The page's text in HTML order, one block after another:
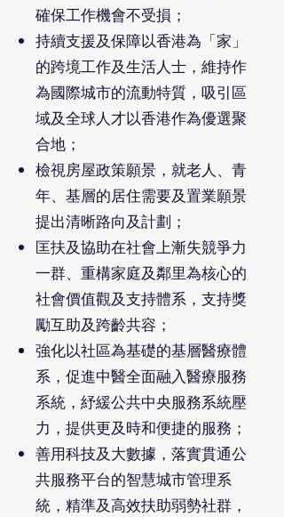
確保工作機會不受損；
持續支援及保障以香港為「家」
的跨境工作及生活人士，維持作
為國際城市的流動特質，吸引區
域及全球人才以香港作為優選聚
合地；
檢視房屋政策願景，就老人、青
年、基層的居住需要及置業願景
提出清晰路向及計劃；
匡扶及協助在社會上漸失競爭力
一群、重構家庭及鄰里為核心的
社會價值觀及支持體系，支持獎
勵互助及跨齡共容；
強化以社區為基礎的基層醫療體
系，促進中醫全面融入醫療服務
系統，紓緩公共中央服務系統壓
力，提供更及時和便捷的服務；
善用科技及大數據，落實貫通公
共服務平台的智慧城市管理系
統，精準及高效扶助弱勢社群，